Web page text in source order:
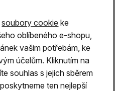
soubory cookie ke
oblíbeného e-shopu,
vašim potřebám, ke
účelům. Kliknutím na
souhlas s jejich sběrem
ten nejlepší